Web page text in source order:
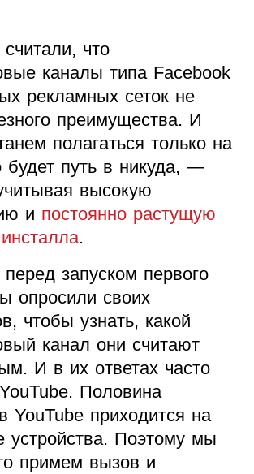
что
каналы типа Facebook
рекламных сеток не
преимущества. И
полагаться только на
будет путь в никуда, —
высокую
и постоянно растущую
.
запуском первого
опросили своих
чтобы узнать, какой
канал они считают
И в их ответах часто
Половина
YouTube приходится на
устройства. Поэтому мы
примем вызов и